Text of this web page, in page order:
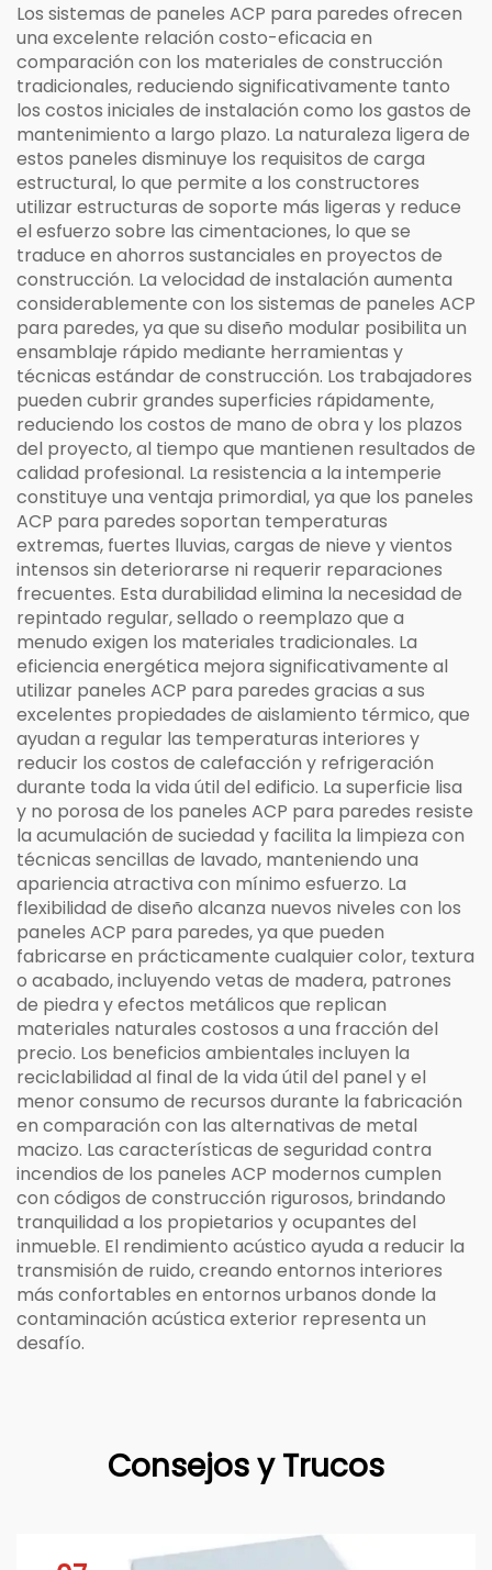
Los sistemas de paneles ACP para paredes ofrecen
una excelente relación costo-eficacia en
comparación con los materiales de construcción
tradicionales, reduciendo significativamente tanto
los costos iniciales de instalación como los gastos de
mantenimiento a largo plazo. La naturaleza ligera de
estos paneles disminuye los requisitos de carga
estructural, lo que permite a los constructores
utilizar estructuras de soporte más ligeras y reduce
el esfuerzo sobre las cimentaciones, lo que se
traduce en ahorros sustanciales en proyectos de
construcción. La velocidad de instalación aumenta
considerablemente con los sistemas de paneles ACP
para paredes, ya que su diseño modular posibilita un
ensamblaje rápido mediante herramientas y
técnicas estándar de construcción. Los trabajadores
pueden cubrir grandes superficies rápidamente,
reduciendo los costos de mano de obra y los plazos
del proyecto, al tiempo que mantienen resultados de
calidad profesional. La resistencia a la intemperie
constituye una ventaja primordial, ya que los paneles
ACP para paredes soportan temperaturas
extremas, fuertes lluvias, cargas de nieve y vientos
intensos sin deteriorarse ni requerir reparaciones
frecuentes. Esta durabilidad elimina la necesidad de
repintado regular, sellado o reemplazo que a
menudo exigen los materiales tradicionales. La
eficiencia energética mejora significativamente al
utilizar paneles ACP para paredes gracias a sus
excelentes propiedades de aislamiento térmico, que
ayudan a regular las temperaturas interiores y
reducir los costos de calefacción y refrigeración
durante toda la vida útil del edificio. La superficie lisa
y no porosa de los paneles ACP para paredes resiste
la acumulación de suciedad y facilita la limpieza con
técnicas sencillas de lavado, manteniendo una
apariencia atractiva con mínimo esfuerzo. La
flexibilidad de diseño alcanza nuevos niveles con los
paneles ACP para paredes, ya que pueden
fabricarse en prácticamente cualquier color, textura
o acabado, incluyendo vetas de madera, patrones
de piedra y efectos metálicos que replican
materiales naturales costosos a una fracción del
precio. Los beneficios ambientales incluyen la
reciclabilidad al final de la vida útil del panel y el
menor consumo de recursos durante la fabricación
en comparación con las alternativas de metal
macizo. Las características de seguridad contra
incendios de los paneles ACP modernos cumplen
con códigos de construcción rigurosos, brindando
tranquilidad a los propietarios y ocupantes del
inmueble. El rendimiento acústico ayuda a reducir la
transmisión de ruido, creando entornos interiores
más confortables en entornos urbanos donde la
contaminación acústica exterior representa un
desafío.
Consejos y Trucos